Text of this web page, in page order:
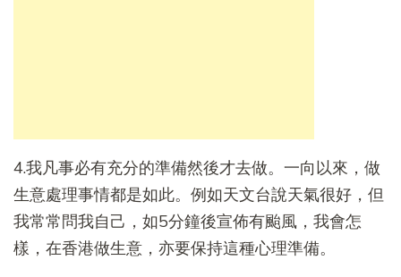
4.我凡事必有充分的準備然後才去做。一向以來，做
生意處理事情都是如此。例如天文台說天氣很好，但
我常常問我自己，如5分鐘後宣佈有颱風，我會怎
樣，在香港做生意，亦要保持這種心理準備。